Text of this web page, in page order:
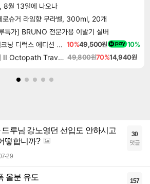
8월 13일에 나오나
로슈거 라임향 무라벨, 300ml, 20개
특가] BRUNO 전문가용 이발기 실버
드래곤소드 어웨이크닝 디럭스 에디션 DragonSword Awakening Deluxe Edition 10%49,500원 10%
옥토패스 트래블러 II Octopath Traveler II 49,800원70%14,940원
루님 강노영던 선입도 안하시고
떻합니까?
29
30
댓글
올분 유도 157